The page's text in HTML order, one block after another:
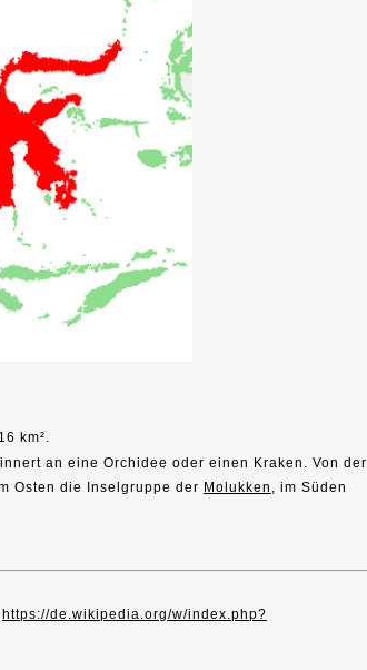
km².
an eine Orchidee oder einen Kraken. Von der
Osten die Inselgruppe der Molukken , im Süden
https://de.wikipedia.org/w/index.php?